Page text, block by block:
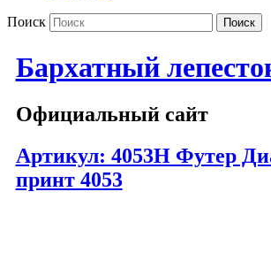
Поиск
Бархатный
Официальный сайт
Артикул: 4053Н Футер
принт 4053